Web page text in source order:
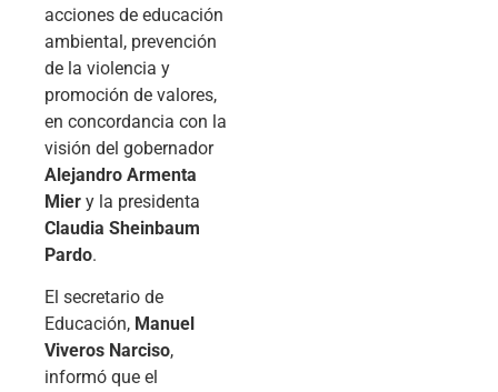
acciones de educación
ambiental, prevención
de la violencia y
promoción de valores,
en concordancia con la
visión del gobernador
Alejandro Armenta
Mier y la presidenta
Claudia Sheinbaum
Pardo.
El secretario de
Educación, Manuel
Viveros Narciso,
informó que el